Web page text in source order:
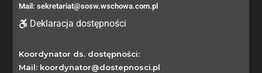
Mail: sekretariat@sosw.wschowa.com.pl
Deklaracja dostępności
Koordynator ds. dostępności:
Mail: koordynator@dostepnosci.pl